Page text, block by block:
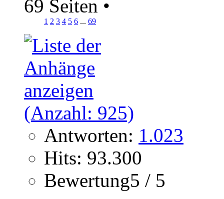
69 Seiten •
1 2 3 4 5 6 ... 69
Antworten: 1.023
Hits: 93.300
Bewertung5 / 5